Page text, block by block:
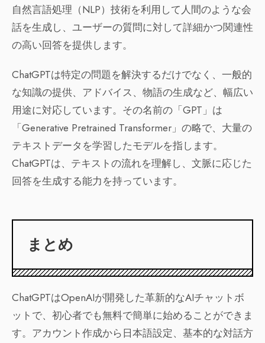
自然言語処理（NLP）技術を利用して人間のような会
話を生成し、ユーザーの質問に対して詳細かつ関連性
の高い回答を提供します。
ChatGPTは特定の問題を解決するだけでなく、一般的
な知識の提供、アドバイス、物語の生成など、幅広い
用途に対応しています。その名前の「GPT」は
「Generative Pretrained Transformer」の略で、大量の
テキストデータを学習したモデルを指します。
ChatGPTは、テキストの流れを理解し、文脈に応じた
回答を生成する能力を持っています。
まとめ
ChatGPTはOpenAIが開発した革新的なAIチャットボ
ットで、初心者でも無料で簡単に始めることができま
す。アカウント作成から日本語設定、基本的な対話方